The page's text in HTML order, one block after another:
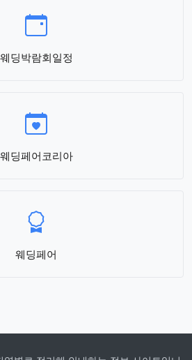
웨딩박람회일정
웨딩페어코리아
웨딩페어